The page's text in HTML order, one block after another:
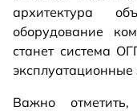
архитектура
оборудование
станет система
Важно